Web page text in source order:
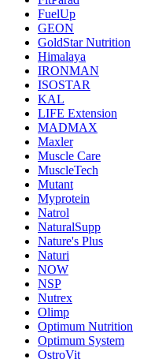
FuelUp
GEON
GoldStar Nutrition
Himalaya
IRONMAN
ISOSTAR
KAL
LIFE Extension
MADMAX
Maxler
Muscle Care
MuscleTech
Mutant
Myprotein
Natrol
NaturalSupp
Nature's Plus
Naturi
NOW
NSP
Nutrex
Olimp
Optimum Nutrition
Optimum System
OstroVit